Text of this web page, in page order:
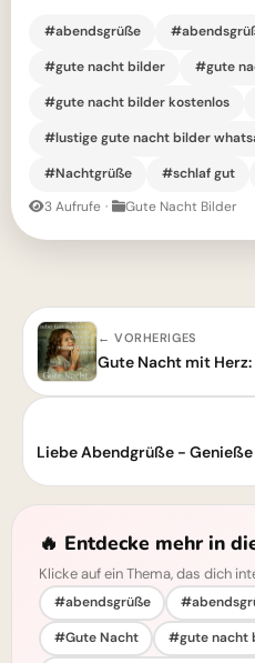
#abendsgrüße
#gute nacht bilder
#gute
#gute nacht bilder kostenlos
#lustige gute nacht bilder
#Nachtgrüße
#schlaf gut
3 Aufrufe · Gute Nacht Bilder
← VORHERIGES
🔥 Entdecke mehr in
Klicke auf ein Thema, das dich
#abendsgrüße
#Gute Nacht
#gute nacht